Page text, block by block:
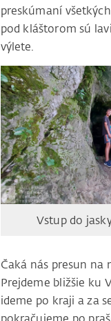
preskúmaní
pod kláštorom sú
výlete.
Vstup do
Čaká nás presun na
Prejdeme bližšie ku
ideme po kraji a za
pokračujeme po